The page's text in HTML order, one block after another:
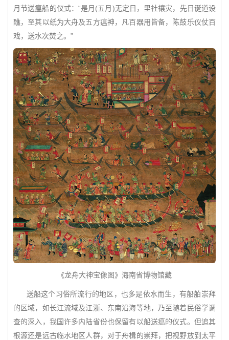
月节送瘟船的仪式：“是月(五月)无定日，里社禳灾，先日诞道设
醮，至其以纸为大舟及五方瘟神，凡百器用皆备，陈鼓乐仪仗百
戏，送水次焚之。”
《龙舟大神宝像图》海南省博物馆藏
送船这个习俗所流行的地区，也多是依水而生，有船舶崇拜
的区域，如长江流域及江浙、东南沿海等地，乃至随着民俗学调
查的深入，我国许多内陆省份也保留有以船送瘟的仪式。但追其
根源还是远古临水地区人群，对于舟楫的崇拜，把视野放到太平